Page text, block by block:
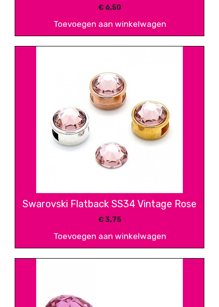
€6,50
Toevoegen aan winkelwagen
Swarovski Flatback SS34 Vintage Rose
€3,75
Toevoegen aan winkelwagen